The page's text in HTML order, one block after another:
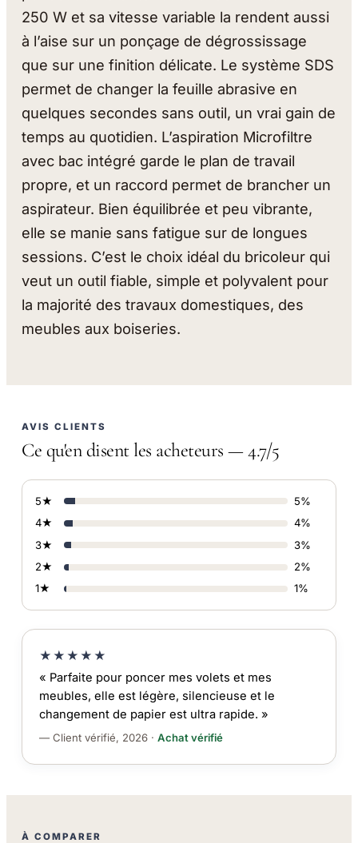
250 W et sa vitesse variable la rendent aussi
à l’aise sur un ponçage de dégrossissage
que sur une finition délicate. Le système SDS
permet de changer la feuille abrasive en
quelques secondes sans outil, un vrai gain de
temps au quotidien. L’aspiration Microfiltre
avec bac intégré garde le plan de travail
propre, et un raccord permet de brancher un
aspirateur. Bien équilibrée et peu vibrante,
elle se manie sans fatigue sur de longues
sessions. C’est le choix idéal du bricoleur qui
veut un outil fiable, simple et polyvalent pour
la majorité des travaux domestiques, des
meubles aux boiseries.
AVIS CLIENTS
Ce qu'en disent les acheteurs — 4.7/5
5★
5%
4★
4%
3★
3%
2★
2%
1★
1%
★★★★★
« Parfaite pour poncer mes volets et mes
meubles, elle est légère, silencieuse et le
changement de papier est ultra rapide. »
— Client vérifié, 2026 · Achat vérifié
À COMPARER